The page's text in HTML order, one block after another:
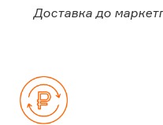
Доставка до